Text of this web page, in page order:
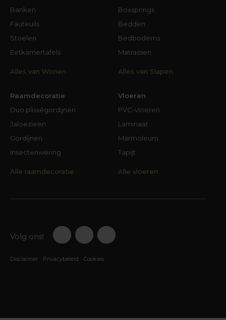
Banken
Fauteuils
Stoelen
Eetkamertafels
Alles van Wonen
Boxsprings
Bedden
Bedbodems
Matrassen
Alles van Slapen
Raamdecoratie
Duo plisségordijnen
Jaloezieën
Gordijnen
Insectenwering
Alle raamdecoratie
Vloeren
PVC-vloeren
Laminaat
Marmoleum
Tapijt
Alle vloeren
Volg ons!
Disclaimer Privacybeleid Cookies